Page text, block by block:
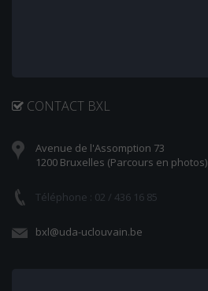
CONTACT BXL
Avenue de l'Assomption 73
1200 Bruxelles (Parcours en photos)
Téléphone : 02 / 436 16 85
bxl@uda-uclouvain.be